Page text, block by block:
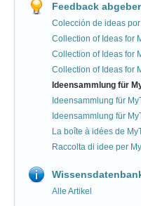
Feedback
Colección de ideas
Collection of Ideas for
Collection of Ideas for
Collection of Ideas for
Ideensammlung für
Ideensammlung für
Ideensammlung für
La boîte à idées de
Raccolta di idee per
Alle Artikel